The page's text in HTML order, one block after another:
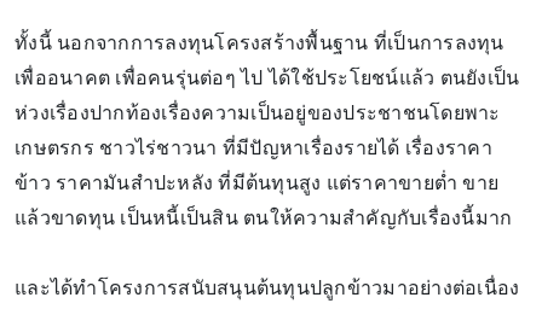
ทั้งนี้ นอกจากการลงทุนโครงสร้างพื้นฐาน ที่เป็นการลงทุน
เพื่ออนาคต เพื่อคนรุ่นต่อๆ ไป ได้ใช้ประโยชน์แล้ว ตนยังเป็น
ห่วงเรื่องปากท้องเรื่องความเป็นอยู่ของประชาชนโดยพาะ
เกษตรกร ชาวไร่ชาวนา ที่มีปัญหาเรื่องรายได้ เรื่องราคา
ข้าว ราคามันสำปะหลัง ที่มีต้นทุนสูง แต่ราคาขายต่ำ ขาย
แล้วขาดทุน เป็นหนี้เป็นสิน ตนให้ความสำคัญกับเรื่องนี้มาก
และได้ทำโครงการสนับสนุนต้นทุนปลูกข้าวมาอย่างต่อเนื่อง